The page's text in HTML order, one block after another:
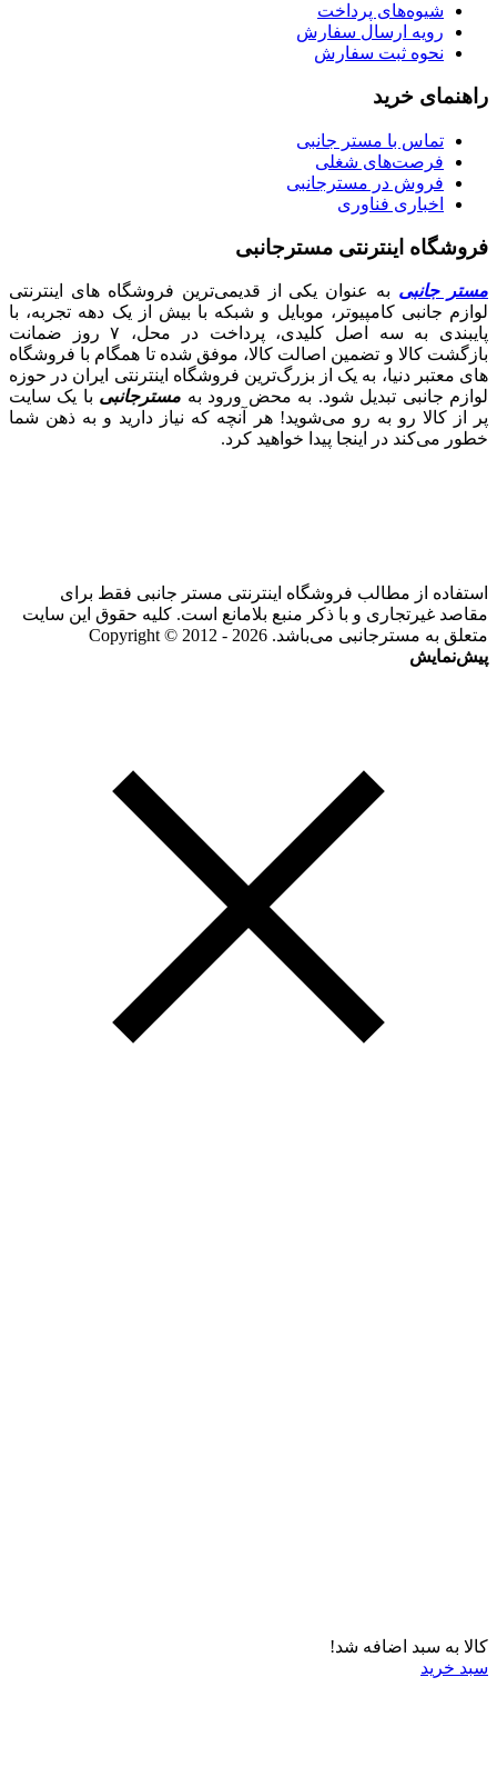
شیوه‌های پرداخت
رویه ارسال سفارش
نحوه ثبت سفارش
راهنمای خرید
تماس با مستر جانبی
فرصت‌های شغلی
فروش در مسترجانبی
اخباری فناوری
فروشگاه اینترنتی مسترجانبی
مستر جانبی به عنوان یکی از قدیمی‌ترین فروشگاه های اینترنتی
لوازم جانبی کامپیوتر، موبایل و شبکه با بیش از یک دهه تجربه، با
پایبندی به سه اصل کلیدی، پرداخت در محل، ۷ روز ضمانت
بازگشت کالا و تضمین اصالت کالا، موفق شده تا همگام با فروشگاه‌
های معتبر دنیا، به یک از بزرگ‌ترین فروشگاه اینترنتی ایران در حوزه
لوازم جانبی تبدیل شود. به محض ورود به مسترجانبی با یک سایت
پر از کالا رو به رو می‌شوید! هر آنچه که نیاز دارید و به ذهن شما
خطور می‌کند در اینجا پیدا خواهید کرد.
استفاده از مطالب فروشگاه اینترنتی مستر جانبی فقط برای
مقاصد غیرتجاری و با ذکر منبع بلامانع است. کلیه حقوق این سایت
متعلق به مسترجانبی می‌باشد. Copyright © 2012 - 2026
پیش‌نمایش
کالا به سبد اضافه شد!
سبد خرید